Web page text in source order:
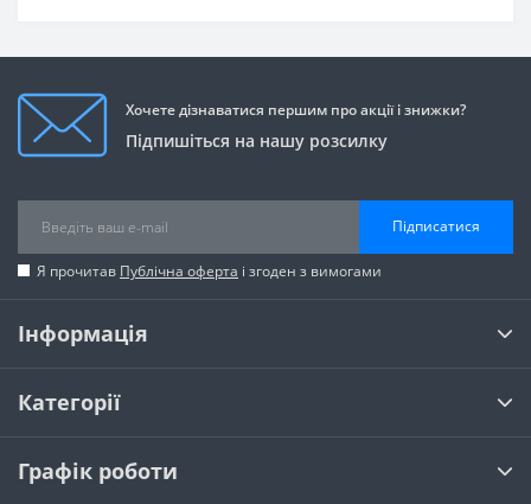
Хочете дізнаватися першим про акції і знижки?
Підпишіться на нашу розсилку
Підписатися
Я прочитав Публічна оферта і згоден з вимогами
Інформація
Категорії
Графік роботи